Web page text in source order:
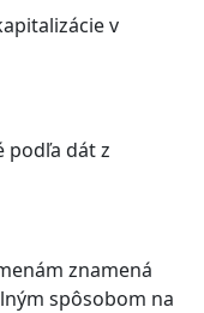
v
podľa dát z
znamená
spôsobom na